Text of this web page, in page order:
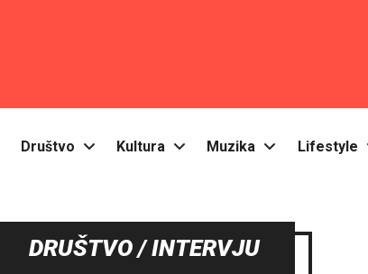
Društvo Kultura Muzika Lifestyle
DRUŠTVO / INTERVJU